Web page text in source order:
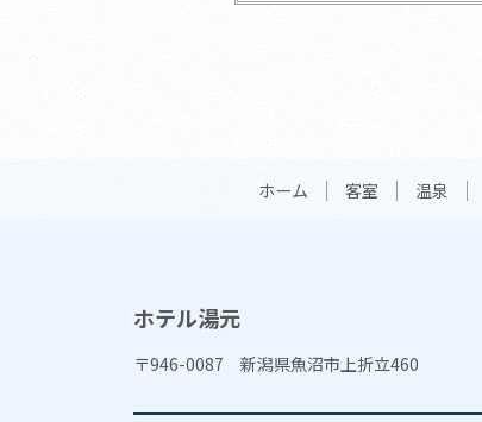
ホーム 客室 温泉
ホテル湯元
〒946-0087 新潟県魚沼市上折立460